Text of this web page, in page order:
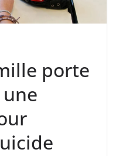
porte